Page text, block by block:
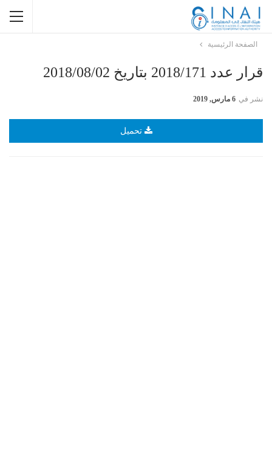
الصفحة الرئيسية
قرار عدد 2018/171 بتاريخ 2018/08/02
نشر في 6 مارس, 2019
تحميل